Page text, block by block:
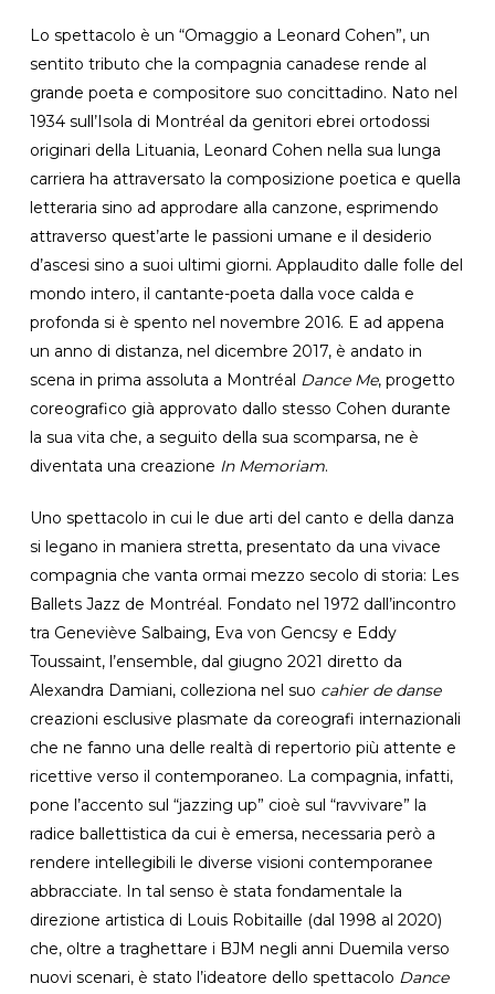
Lo spettacolo è un “Omaggio a Leonard Cohen”, un
sentito tributo che la compagnia canadese rende al
grande poeta e compositore suo concittadino. Nato nel
1934 sull’Isola di Montréal da genitori ebrei ortodossi
originari della Lituania, Leonard Cohen nella sua lunga
carriera ha attraversato la composizione poetica e quella
letteraria sino ad approdare alla canzone, esprimendo
attraverso quest’arte le passioni umane e il desiderio
d’ascesi sino a suoi ultimi giorni. Applaudito dalle folle del
mondo intero, il cantante-poeta dalla voce calda e
profonda si è spento nel novembre 2016. E ad appena
un anno di distanza, nel dicembre 2017, è andato in
scena in prima assoluta a Montréal Dance Me, progetto
coreografico già approvato dallo stesso Cohen durante
la sua vita che, a seguito della sua scomparsa, ne è
diventata una creazione In Memoriam.
Uno spettacolo in cui le due arti del canto e della danza
si legano in maniera stretta, presentato da una vivace
compagnia che vanta ormai mezzo secolo di storia: Les
Ballets Jazz de Montréal. Fondato nel 1972 dall’incontro
tra Geneviève Salbaing, Eva von Gencsy e Eddy
Toussaint, l’ensemble, dal giugno 2021 diretto da
Alexandra Damiani, colleziona nel suo cahier de danse
creazioni esclusive plasmate da coreografi internazionali
che ne fanno una delle realtà di repertorio più attente e
ricettive verso il contemporaneo. La compagnia, infatti,
pone l’accento sul “jazzing up” cioè sul “ravvivare” la
radice ballettistica da cui è emersa, necessaria però a
rendere intellegibili le diverse visioni contemporanee
abbracciate. In tal senso è stata fondamentale la
direzione artistica di Louis Robitaille (dal 1998 al 2020)
che, oltre a traghettare i BJM negli anni Duemila verso
nuovi scenari, è stato l’ideatore dello spettacolo Dance